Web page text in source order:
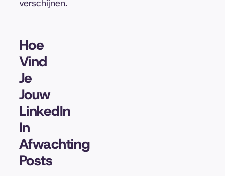
verschijnen.
Hoe
Vind
Je
Jouw
LinkedIn
In
Afwachting
Posts